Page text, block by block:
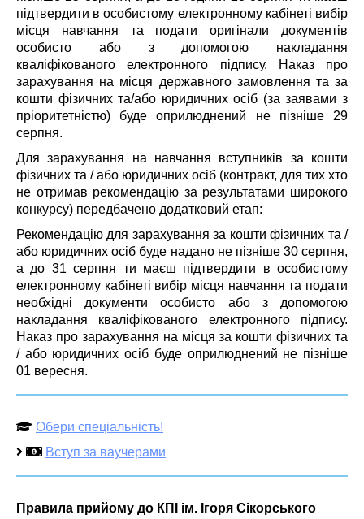
підтвердити в особистому електронному кабінеті вибір
місця навчання та подати оригінали документів
особисто або з допомогою накладання
кваліфікованого електронного підпису. Наказ про
зарахування на місця державного замовлення та за
кошти фізичних та/або юридичних осіб (за заявами з
пріоритетністю) буде оприлюднений не пізніше 29
серпня.
Для зарахування на навчання вступників за кошти
фізичних та / або юридичних осіб (контракт, для тих хто
не отримав рекомендацію за результатами широкого
конкурсу) передбачено додатковий етап:
Рекомендацію для зарахування за кошти фізичних та /
або юридичних осіб буде надано не пізніше 30 серпня,
а до 31 серпня ти маєш підтвердити в особистому
електронному кабінеті вибір місця навчання та подати
необхідні документи особисто або з допомогою
накладання кваліфікованого електронного підпису.
Наказ про зарахування на місця за кошти фізичних та
/ або юридичних осіб буде оприлюднений не пізніше
01 вересня.
Обери спеціальність!
Вступ за ваучерами
Правила прийому до КПІ ім. Ігоря Сікорського